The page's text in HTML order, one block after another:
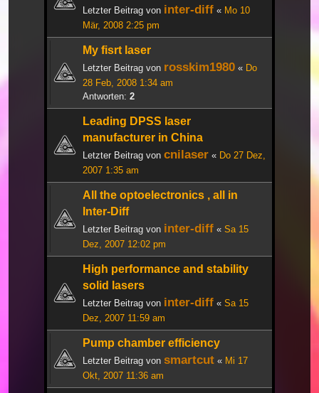
Letzter Beitrag von inter-diff « Mo 10
Mär, 2008 2:25 pm
My fisrt laser
Letzter Beitrag von rosskim1980 « Do
28 Feb, 2008 1:34 am
Antworten: 2
Leading DPSS laser
manufacturer in China
Letzter Beitrag von cnilaser « Do 27 Dez,
2007 1:35 am
All the optoelectronics , all in
Inter-Diff
Letzter Beitrag von inter-diff « Sa 15
Dez, 2007 12:02 pm
High performance and stability
solid lasers
Letzter Beitrag von inter-diff « Sa 15
Dez, 2007 11:59 am
Pump chamber efficiency
Letzter Beitrag von smartcut « Mi 17
Okt, 2007 11:36 am